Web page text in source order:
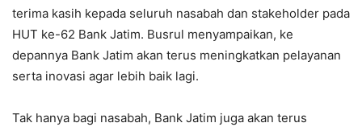
terima kasih kepada seluruh nasabah dan stakeholder pada
HUT ke-62 Bank Jatim. Busrul menyampaikan, ke
depannya Bank Jatim akan terus meningkatkan pelayanan
serta inovasi agar lebih baik lagi.
Tak hanya bagi nasabah, Bank Jatim juga akan terus